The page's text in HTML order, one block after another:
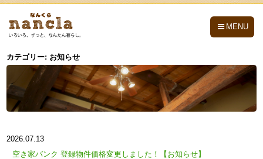
MENU
カテゴリー: お知らせ
2026.07.13
空き家バンク 登録物件価格変更しました！【お知らせ】